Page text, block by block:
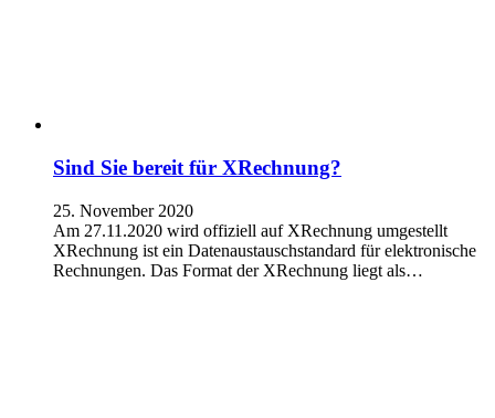
Sind Sie bereit für XRechnung?
25. November 2020
Am 27.11.2020 wird offiziell auf XRechnung umgestellt
XRechnung ist ein Datenaustauschstandard für elektronische
Rechnungen. Das Format der XRechnung liegt als…